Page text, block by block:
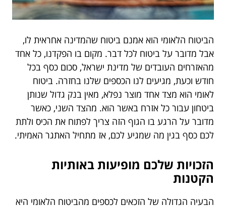
הביטוח הלאומי הוא אמנם ביטוח שהמדינה אחראית לו,
אבל מדובר על ביטוח לכל דבר. מקום בו הפקדנו, כל אחד
מהאזרחים העובדים של מדינת ישראל, סכום כסף בכל
חודש וכעת, מגיעים לנו הכספים שלנו בחזרה. ביטוח
לאומי הוא מצד אחד מוצר נפלא, מאין בנק גדול שנותן
ביטחון עבור כל אזרח באשר הוא. מהצד השני, כאשר
מדובר על הרגע בו הגוף הזה צריך לפתוח את הכיס ולתת
לכם כסף בגין מה שמגיע לכם, אז מתחיל האתגר האמיתי.
הזכויות שלכם מופיעות באותיות
הקטנות
הבעיה הגדולה של הזכאים לכספים מהביטוח הלאומי היא